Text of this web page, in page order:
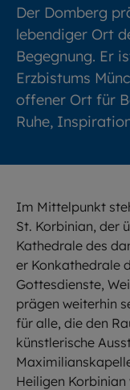
Der Domberg
lebendiger Ort
Begegnung. Er
Erzbistums
offener Ort für
Ruhe,
Im Mittelpunkt
St. Korbinian, der
Kathedrale des
er Konkathedrale
Gottesdienste,
prägen weiterhin
für alle, die den
künstlerische
Heiligen Korbinian